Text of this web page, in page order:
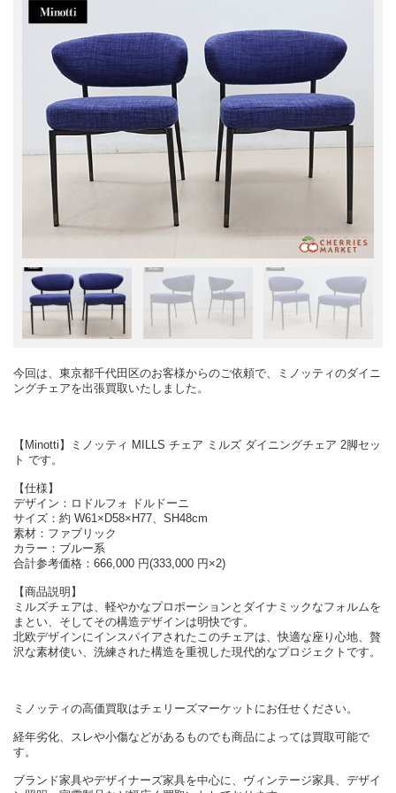
今回は、東京都千代田区のお客様からのご依頼で、ミノッティのダイニ
ングチェアを出張買取いたしました。
【Minotti】ミノッティ MILLS チェア ミルズ ダイニングチェア 2脚セッ
ト です。
【仕様】
デザイン：ロドルフォ ドルドーニ
サイズ：約 W61×D58×H77、SH48cm
素材：ファブリック
カラー：ブルー系
合計参考価格：666,000 円(333,000 円×2)
【商品説明】
ミルズチェアは、軽やかなプロポーションとダイナミックなフォルムを
まとい、そしてその構造デザインは明快です。
北欧デザインにインスパイアされたこのチェアは、快適な座り心地、贅
沢な素材使い、洗練された構造を重視した現代的なプロジェクトです。
ミノッティの高価買取はチェリーズマーケットにお任せください。
経年劣化、スレや小傷などがあるものでも商品によっては買取可能で
す。
ブランド家具やデザイナーズ家具を中心に、ヴィンテージ家具、デザイ